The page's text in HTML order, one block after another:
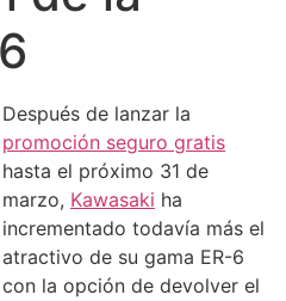
Después de lanzar la
promoción seguro gratis
hasta el próximo 31 de
marzo, Kawasaki ha
incrementado todavía más el
atractivo de su gama ER-6
con la opción de devolver el